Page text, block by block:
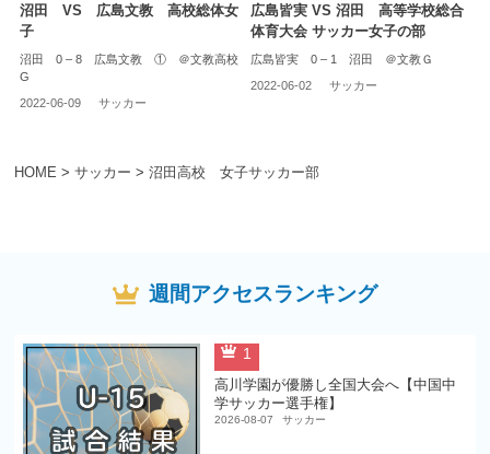
HOME > サッカー > 沼田高校 女子サッカー部
沼田 VS 広島文教 高校総体女
子
沼田 0 – 8 広島文教 ① ＠文教高校
G
2022-06-09
サッカー
広島皆実 VS 沼田 高等学校総合
体育大会 サッカー女子の部
広島皆実 0 – 1 沼田 ＠文教Ｇ
2022-06-02
サッカー
週間アクセスランキング
1
高川学園が優勝し全国大会へ【中国中
学サッカー選手権】
2026-08-07 サッカー